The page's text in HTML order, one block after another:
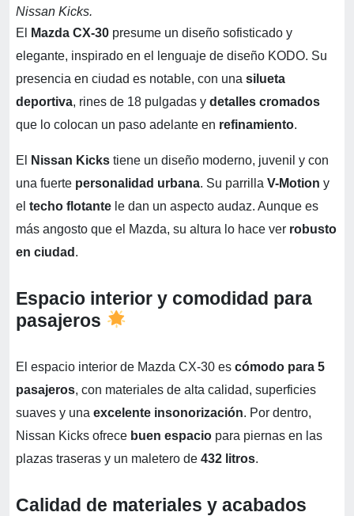
Nissan Kicks.
El
Mazda CX-30 presume un diseño sofisticado y
elegante, inspirado en el lenguaje de diseño KODO. Su
presencia en ciudad es notable, con una silueta
deportiva, rines de 18 pulgadas y detalles cromados
que lo colocan un paso adelante en refinamiento.
El Nissan Kicks tiene un diseño moderno, juvenil y con
una fuerte personalidad urbana. Su parrilla V-Motion y
el techo flotante le dan un aspecto audaz. Aunque es
más angosto que el Mazda, su altura lo hace ver robusto
en ciudad .
Espacio interior y comodidad para
pasajeros
El espacio interior de Mazda CX-30 es cómodo para 5
pasajeros, con materiales de alta calidad, superficies
suaves y una excelente insonorización. Por dentro,
Nissan Kicks ofrece buen espacio para piernas en las
plazas traseras y un maletero de 432 litros.
Calidad de materiales y acabados